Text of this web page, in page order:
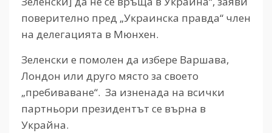
поверително пред „Украинска правда“ член
на делегацията в Мюнхен.
Зеленски е помолен да избере Варшава,
Лондон или друго място за своето
„пребиваване“. За изненада на всички
партньори президентът се върна в
Украйна.